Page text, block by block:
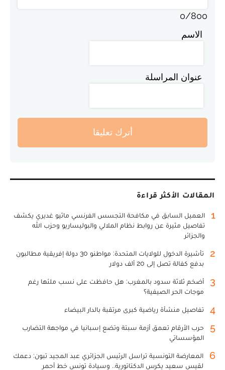
0/800
الاسم
عنوان المراسلة
أترك تعليقا
المقالات الأكثر قراءة
1
العميل السابق في مكافحة التجسس الفرنسي ماثيو غديري يكشف
تفاصيل مثيرة عن روابط نظام الملالي والبوليساريو وحزب الله
والجزائر
2
تأشيرة الدخول للولايات المتحدة: مواطنو 30 دولة إفريقية مطالبون
بدفع كفالة تصل إلى 20 ألف دولار
3
أضخم ثلاثة سدود بالمغرب: هل حافظت على نسب ملئها رغم
موجات الحر الصيفية؟
4 تفاصيل منشأة رياضية كبرى مرتقبة بالدار البيضاء
5
حرب الأرقام تعمق أزمة سبتة وتضع إسبانيا في مواجهة التضارب
المؤسساتي
6
المعارضة التونسية تراسل الرئيس الجزائري عبد المجيد تبون: دعمك
لقيس سعيد يكرس الدكتاتورية.. وسيادة تونس خط أحمر